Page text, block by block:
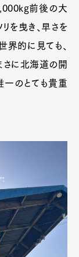
前後の大
を曳き、早さを
界的に見ても、
さに北海道の開
一のとても貴重